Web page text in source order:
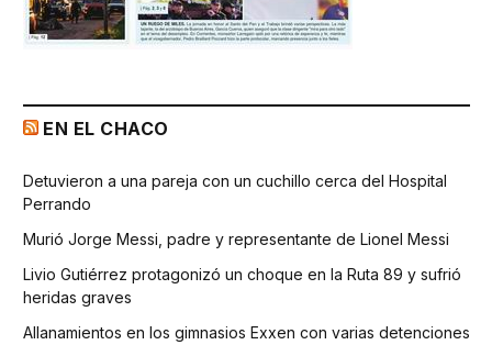
EN EL CHACO
Detuvieron a una pareja con un cuchillo cerca del Hospital
Perrando
Murió Jorge Messi, padre y representante de Lionel Messi
Livio Gutiérrez protagonizó un choque en la Ruta 89 y sufrió
heridas graves
Allanamientos en los gimnasios Exxen con varias detenciones